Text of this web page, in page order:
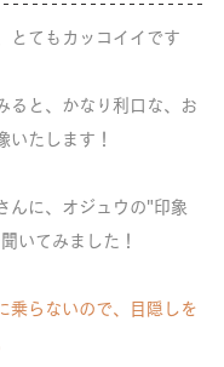
とてもカッコイイです
ると、かなり利口な、お
いたします！
んに、オジュウの"印象
いてみました！
乗らないので、目隠しを